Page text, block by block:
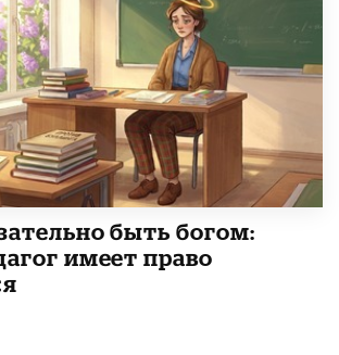
быть богом:
имеет право